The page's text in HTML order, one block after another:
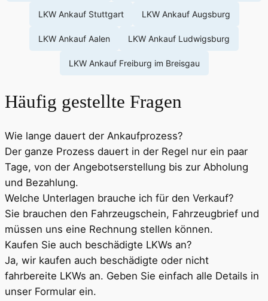
LKW Ankauf Stuttgart LKW Ankauf Augsburg
LKW Ankauf Aalen LKW Ankauf Ludwigsburg
LKW Ankauf Freiburg im Breisgau
Häufig gestellte Fragen
Wie lange dauert der Ankaufprozess?
Der ganze Prozess dauert in der Regel nur ein paar
Tage, von der Angebotserstellung bis zur Abholung
und Bezahlung.
Welche Unterlagen brauche ich für den Verkauf?
Sie brauchen den Fahrzeugschein, Fahrzeugbrief und
müssen uns eine Rechnung stellen können.
Kaufen Sie auch beschädigte LKWs an?
Ja, wir kaufen auch beschädigte oder nicht
fahrbereite LKWs an. Geben Sie einfach alle Details in
unser Formular ein.